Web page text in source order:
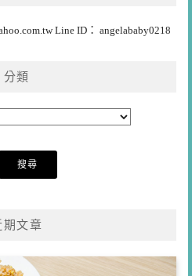
Line ID： angelababy0218
分類
期文章